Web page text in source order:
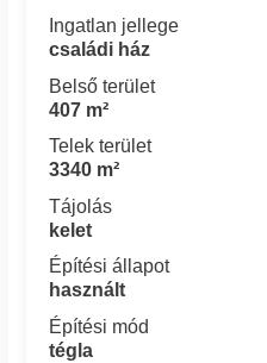
Ingatlan jellege
családi ház
Belső terület
407 m²
Telek terület
3340 m²
Tájolás
kelet
Építési állapot
használt
Építési mód
tégla